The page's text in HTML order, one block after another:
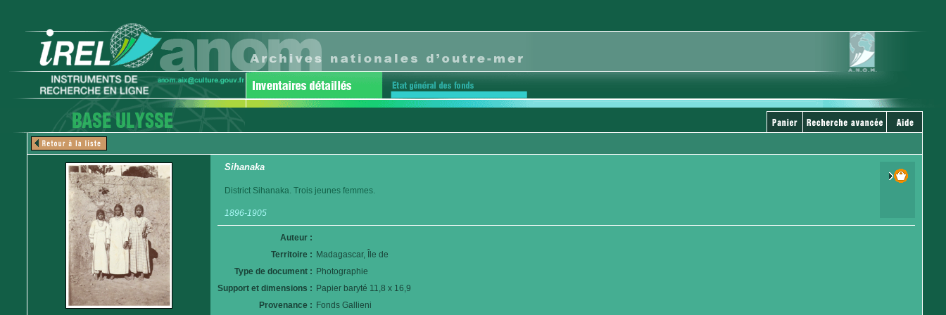
Sihanaka
District Sihanaka. Trois jeunes femmes.
1896-1905
Auteur :
Territoire : Madagascar, Île de
Type de document : Photographie
Support et dimensions : Papier baryté 11,8 x 16,9
Provenance : Fonds Gallieni